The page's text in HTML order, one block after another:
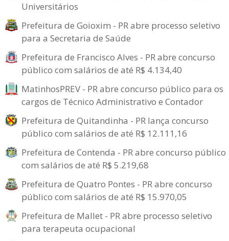
Universitários
Prefeitura de Goioxim - PR abre processo seletivo
para a Secretaria de Saúde
Prefeitura de Francisco Alves - PR abre concurso
público com salários de até R$ 4.134,40
MatinhosPREV - PR abre concurso público para os
cargos de Técnico Administrativo e Contador
Prefeitura de Quitandinha - PR lança concurso
público com salários de até R$ 12.111,16
Prefeitura de Contenda - PR abre concurso público
com salários de até R$ 5.219,68
Prefeitura de Quatro Pontes - PR abre concurso
público com salários de até R$ 15.970,05
Prefeitura de Mallet - PR abre processo seletivo
para terapeuta ocupacional